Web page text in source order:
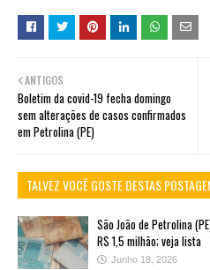
ANTIGOS
Boletim da covid-19 fecha domingo
sem alterações de casos confirmados
em Petrolina (PE)
TALVEZ VOCÊ GOSTE DESTAS
São João de Petrolina
R$ 1,5 milhão; veja lista
Junho 18, 2026